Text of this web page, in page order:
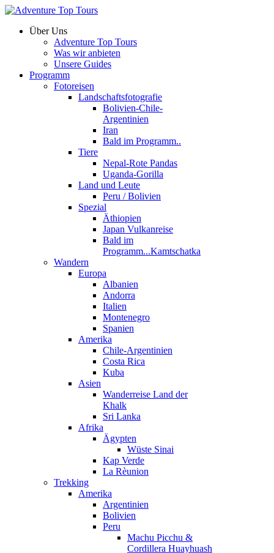
Über Uns
Adventure Top Tours
Was wir anbieten
Unsere Guides
Programm
Fotoreisen
Landschaftsfotografie
Bolivien-Chile-
Argentinien
Iran
Bald im Programm..
Tiere
Nepal-Rote Pandas
Uganda-Gorilla
Land und Leute
Peru / Bolivien
Spezial
Äthiopien
Japan Vulkanreise
Bald im
Programm...Kamtschatka
Wandern
Europa
Albanien
Andorra
Italien
Montenegro
Spanien
Amerika
Chile-Argentinien
Costa Rica
Kuba
Asien
Wanderreise Land der
Khalk
Sri Lanka
Afrika
Ägypten
Wüste Sinai
Kap Verde
La Rèunion
Trekking
Amerika
Argentinien
Bolivien
Peru
Machu Picchu &
Cordillera Huayhuash